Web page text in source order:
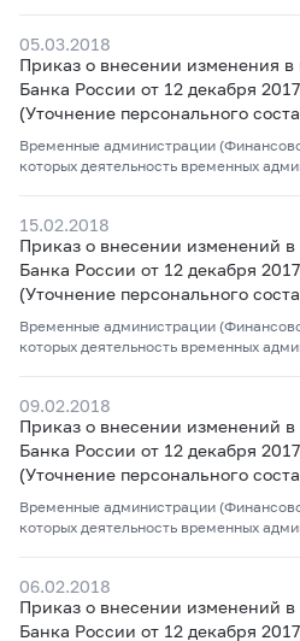
05.03.2018
Приказ о внесении изменения
Банка России от 12 декабря
(Уточнение персонального
Временные администрации
которых деятельность временных
15.02.2018
Приказ о внесении изменений
Банка России от 12 декабря
(Уточнение персонального
Временные администрации
которых деятельность временных
09.02.2018
Приказ о внесении изменений
Банка России от 12 декабря
(Уточнение персонального
Временные администрации
которых деятельность временных
06.02.2018
Приказ о внесении изменений
Банка России от 12 декабря